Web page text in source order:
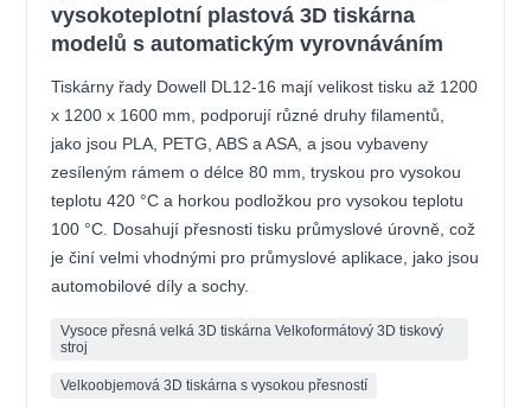
vysokoteplotní plastová 3D tiskárna
modelů s automatickým vyrovnáváním
Tiskárny řady Dowell DL12-16 mají velikost tisku až 1200
x 1200 x 1600 mm, podporují různé druhy filamentů,
jako jsou PLA, PETG, ABS a ASA, a jsou vybaveny
zesíleným rámem o délce 80 mm, tryskou pro vysokou
teplotu 420 °C a horkou podložkou pro vysokou teplotu
100 °C. Dosahují přesnosti tisku průmyslové úrovně, což
je činí velmi vhodnými pro průmyslové aplikace, jako jsou
automobilové díly a sochy.
Vysoce přesná velká 3D tiskárna Velkoformátový 3D tiskový
stroj
Velkoobjemová 3D tiskárna s vysokou přesností